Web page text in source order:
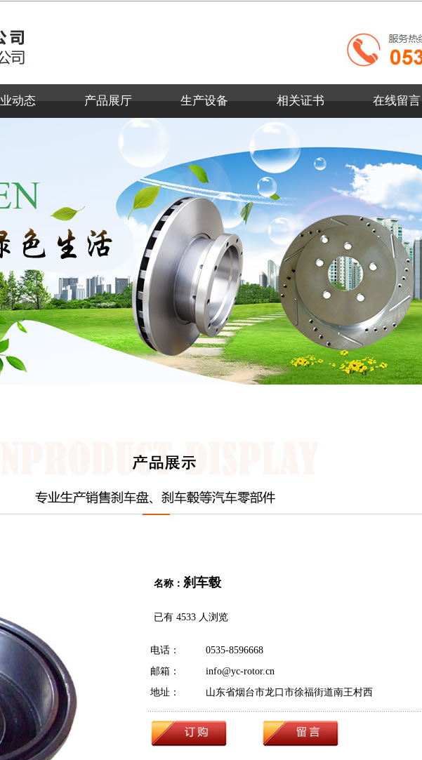
动态 产品展厅 生产设备 相关证书 在线留言
名称： 刹车毂
已有 4533 人浏览
电话：
0535-8596668
邮箱：
info@yc-rotor.cn
地址：
山东省烟台市龙口市徐福街道南王村西